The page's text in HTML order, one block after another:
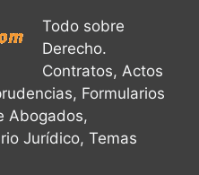
Todo sobre
Derecho.
Contratos, Actos
Formularios
Abogados,
Jurídico, Temas